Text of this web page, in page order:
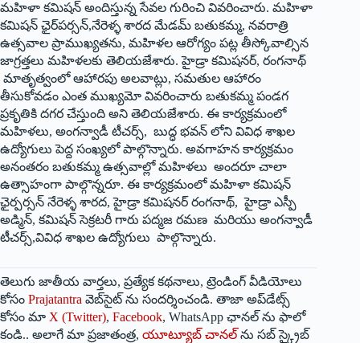
మహిళా కమిషన్‌ అం‌దిస్తున్న సేవల గురించి వివరించారు. మహిళా
కమిషన్‌ ‌ఛైర్‌పర్సన్‌,‌నేరెళ్ళ శారద మేడమ్‌ ‌బతుకమ్మ, నవరాత్రి
ఉత్సవాల ప్రాముఖ్యతను, మహిళల ఆరోగ్యం పట్ల తీస్కోవాల్సిన
జాగ్రత్తలు మహిళలకు తెలియజేశారు. హైడ్రా కమిషనర్‌, ‌రంగనాథ్‌
‌మాతృత్వంలో ఆహారపు అలవాట్లు, సమతుల ఆహారం
తీసుకోవడం ఎంత ముఖ్యమో వివరించారు బతుకమ్మ పండగ
ప్రకృతికి దగర చేస్తుంది అని తెలియజేశారు. ఈ కార్యక్రమంలో
మహిళలు, అంగన్వాడీ టీచర్స్, ‌బుద్ధ భవన్‌ ‌లోని వివిధ శాఖల
ఉద్యోగులు పెద్ద సంఖ్యలో పాల్గొన్నారు. అవగాహన కార్యక్రమం
అనంతరం బతుకమ్మ ఉత్సవాల్లో మహిళలు అందరూ చాలా
ఉత్సాహంగా పాల్గొన్నరూ. ఈ కార్యక్రమంలో మహిళా కమిషన్‌
‌ఛైర్పర్సన్‌ ‌నేరెళ్ళ శారద, హైడ్రా కమిషనర్‌ ‌రంగనాథ్‌, ‌హైడ్రా ఎస్పీ
అడ్మిన్‌, ‌కమిషన్‌ ‌సెక్రటరీ గారు పద్మజ రమణ మరియు అంగన్వాడీ
టీచర్స్,‌వివిధ శాఖల ఉద్యోగులు పాల్గొన్నారు.
తెలుగు జాతీయ వార్తలు, ప్రత్యేక కథనాలు, ట్రెండింగ్ వీడియోలు
కోసం Prajatantra వెబ్‌సైట్ ను సందర్శించండి. తాజా అప్‌డేట్స్
కోసం మా X (Twitter), Facebook, WhatsApp ఛానల్ ను ఫాలో
కండి.. అలాగే మా ప్రజాతంత్ర, యూట్యూబ్ చానల్ ను సబ్ స్క్రైబ్